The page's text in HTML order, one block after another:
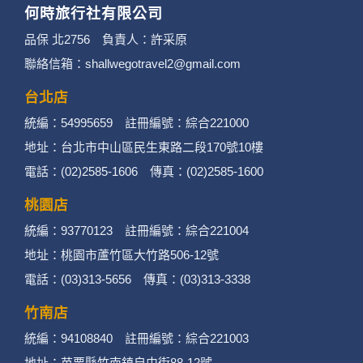
何時旅行社有限公司
品保 北2756 負責人：許采原
聯絡信箱：shallwegotravel2@gmail.com
台北店
統編：54995659 註冊編號：綜合221000
地址：台北市中山區民生東路二段170號10樓
電話：(02)2585-1606 傳真：(02)2585-1600
桃園店
統編：93770123 註冊編號：綜合221004
地址：桃園市蘆竹區大竹路506-12號
電話：(03)313-5656 傳真：(03)313-3338
竹南店
統編：94108840 註冊編號：綜合221003